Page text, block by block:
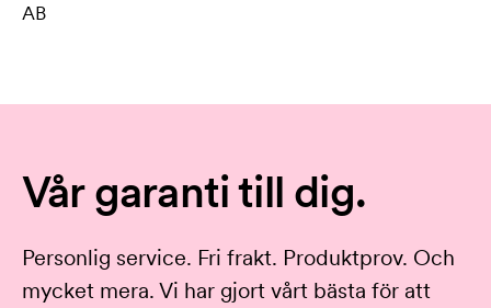
AB
Vår garanti till dig.
Personlig service. Fri frakt. Produktprov. Och
mycket mera. Vi har gjort vårt bästa för att